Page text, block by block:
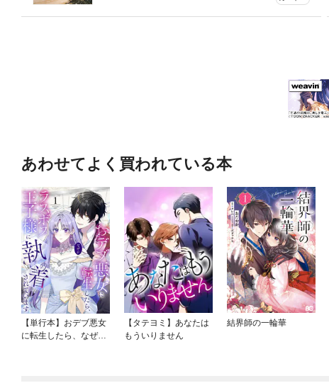
あわせてよく買われている本
【単行本】おデブ悪女
に転生したら、なぜか
【タテヨミ】あなたは
もういりません
結界師の一輪華